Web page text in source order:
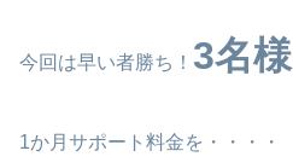
今回は早い者勝ち！ 3名様
1か月サポート料金を・・・・